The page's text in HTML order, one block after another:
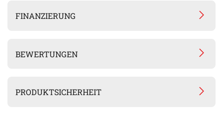
FINANZIERUNG
BEWERTUNGEN
PRODUKTSICHERHEIT